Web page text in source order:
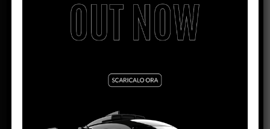
PRODUZIONE:2016
MOTORE AW: King 21 EVO3 – 21.400 rpm
Shark 25.000 rpm
125.5mm
DISTANZA ASSE POSTERIORE/GUIDA: